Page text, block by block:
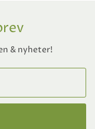
& nyheter!